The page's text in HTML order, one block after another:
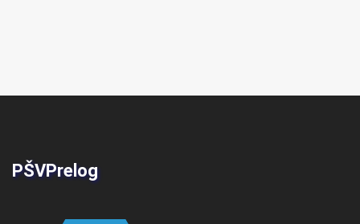
PŠVPrelog